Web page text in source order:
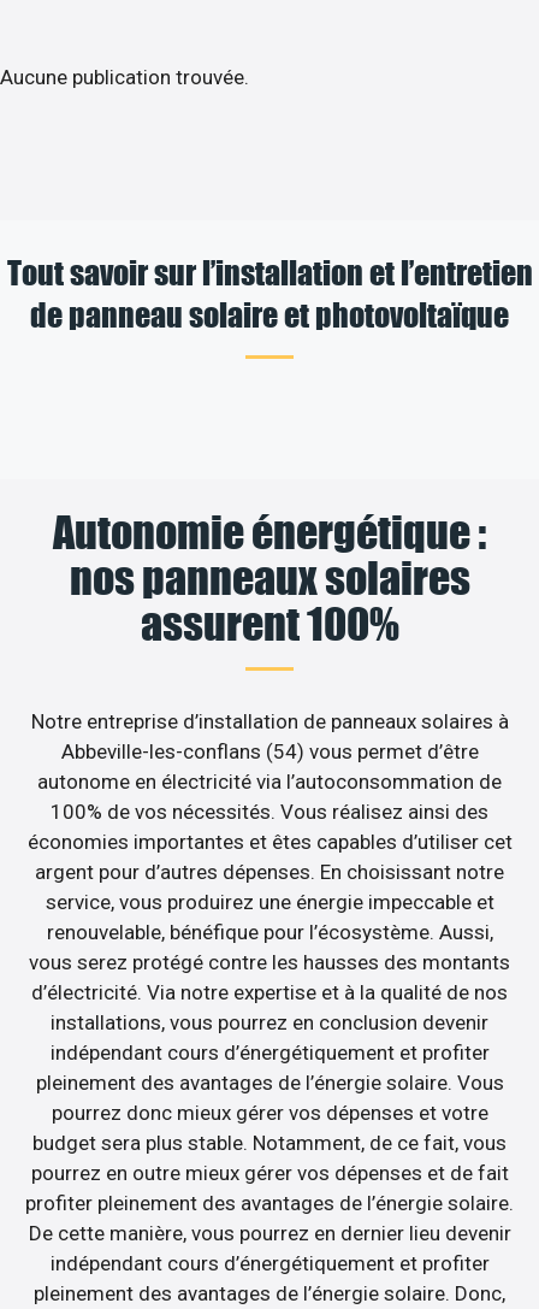
Aucune publication trouvée.
Tout savoir sur l’installation et l’entretien
de panneau solaire et photovoltaïque
Autonomie énergétique :
nos panneaux solaires
assurent 100%
Notre entreprise d’installation de panneaux solaires à
Abbeville-les-conflans (54) vous permet d’être
autonome en électricité via l’autoconsommation de
100% de vos nécessités. Vous réalisez ainsi des
économies importantes et êtes capables d’utiliser cet
argent pour d’autres dépenses. En choisissant notre
service, vous produirez une énergie impeccable et
renouvelable, bénéfique pour l’écosystème. Aussi,
vous serez protégé contre les hausses des montants
d’électricité. Via notre expertise et à la qualité de nos
installations, vous pourrez en conclusion devenir
indépendant cours d’énergétiquement et profiter
pleinement des avantages de l’énergie solaire. Vous
pourrez donc mieux gérer vos dépenses et votre
budget sera plus stable. Notamment, de ce fait, vous
pourrez en outre mieux gérer vos dépenses et de fait
profiter pleinement des avantages de l’énergie solaire.
De cette manière, vous pourrez en dernier lieu devenir
indépendant cours d’énergétiquement et profiter
pleinement des avantages de l’énergie solaire. Donc,